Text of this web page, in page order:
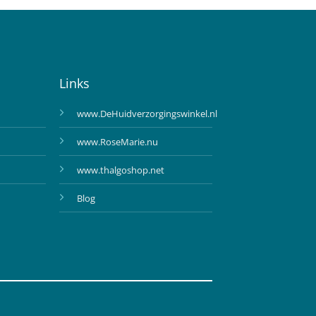
Links
www.DeHuidverzorgingswinkel.nl
www.RoseMarie.nu
www.thalgoshop.net
Blog